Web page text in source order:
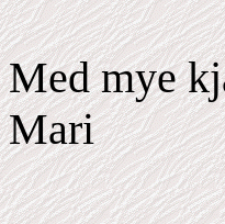
Med mye
Mari